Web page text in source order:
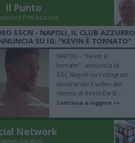
Il Punto
Petrazzuolo
SSCN - NAPOLI, IL CLUB AZZURRO
SU IG: "KEVIN È TORNATO"
NAPOLI - "Kevin è
tornato", annuncia la
SSC Napoli su Instagram
mostrando il video del
ritorno di Kevin De B...
Continua a leggere >>
Network
News dal Web